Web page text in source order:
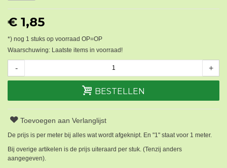
€ 1,85
*) nog 1 stuks op voorraad OP=OP
Waarschuwing: Laatste items in voorraad!
- +
BESTELLEN
Toevoegen aan Verlanglijst
De prijs is per meter bij alles wat wordt afgeknipt. En "1" staat voor 1 meter.
Bij overige artikelen is de prijs uiteraard per stuk. (Tenzij anders
aangegeven).